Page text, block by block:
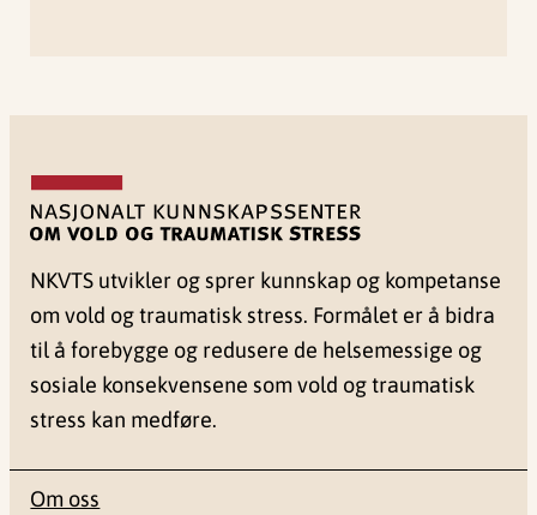
NKVTS utvikler og sprer kunnskap og kompetanse
om vold og traumatisk stress. Formålet er å bidra
til å forebygge og redusere de helsemessige og
sosiale konsekvensene som vold og traumatisk
stress kan medføre.
Om oss